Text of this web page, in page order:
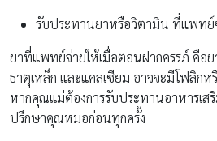
รับประทานยาหรือวิตามิน ที่แพทย์
ยาที่แพทย์จ่ายให้เมื่อตอนฝากครรภ์ คือย
ธาตุเหล็ก และแคลเซียม อาจจะมีโฟลิก
หากคุณแม่ต้องการรับประทานอาหารเส
ปรึกษาคุณหมอก่อนทุกครั้ง